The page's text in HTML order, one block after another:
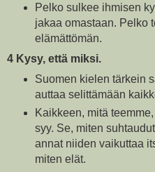
Pelko sulkee ihmisen
jakaa omastaan. Pelko
elämättömän.
4 Kysy, että miksi.
Suomen kielen tärkein
auttaa selittämään
Kaikkeen, mitä
syy. Se, miten
annat niiden vaikuttaa
miten elät.